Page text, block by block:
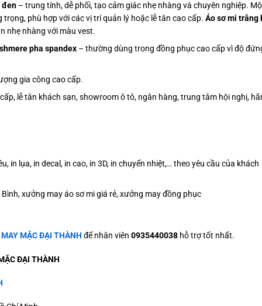
đen– trung tính, dễ phối, tạo cảm giác nhẹ nhàng và chuyên nghiệp.
phù hợp với các vị trí quản lý hoặc lễ tân cao cấp. Áo sơ mi trắng
nhẹ nhàng với màu vest.
pha spandex– thường dùng trong đồng phục cao cấp vì độ
gia công cao cấp.
lễ tân khách sạn, showroom ô tô, ngân hàng, trung tâm hội nghị,
in lụa, in decal, in cao, in 3D, in chuyển nhiệt,… theo yêu cầu của khách
xưởng may áo sơ mi giá rẻ, xưởng may đồng phục
MAY MẶC ĐẠI THÀNH để nhân viên 0935440038 hỗ trợ tốt nhất.
ĐẠI THÀNH